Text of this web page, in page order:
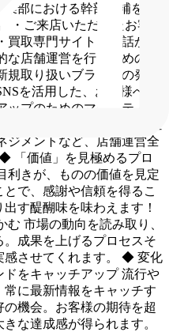
部における幹部候補を募
・ご来店いただいたお客様
・買取専門サイト、電話から
な店舗運営を行うための業
規取り扱いブランドの発
を活用した、お客様への
ップのためのマーケティン
ジメントなど、店舗運営全
「価値」を見極めるプロ
利きが、ものの価値を見定
で、感謝や信頼を得るこ
す醍醐味を味わえます！
む 市場の動向を読み取り、
成果を上げるプロセスそ
させてくれます。
◆ 変化
ドをキャッチアップ 流行や
に最新情報をキャッチす
機会。お客様の期待を超
な達成感が得られます。